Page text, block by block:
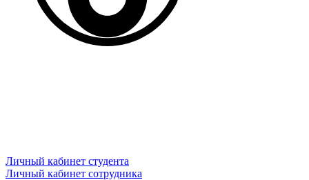
Личный кабинет студента
Личный кабинет сотрудника